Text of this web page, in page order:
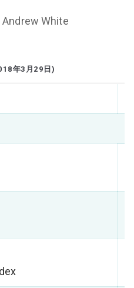
Andrew White
年3月29日)